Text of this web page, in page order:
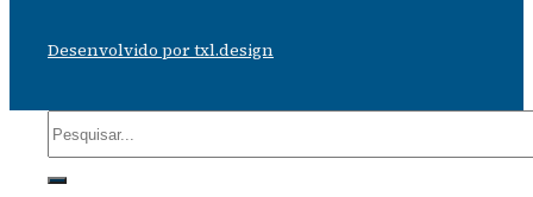
Desenvolvido por txl.design
Pesquisar